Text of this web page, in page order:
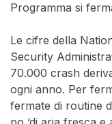
Programma si
Le cifre della
Security
70.000 crash
ogni anno. Per
fermate di routine